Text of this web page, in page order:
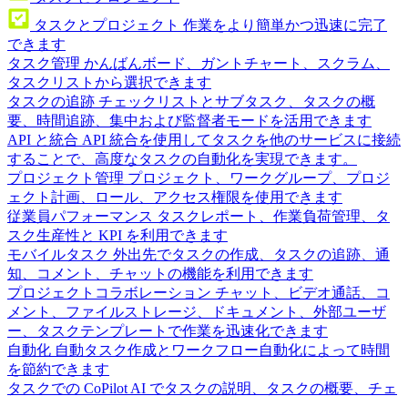
タスクとプロジェクト 作業をより簡単かつ迅速に完了
できます
タスク管理 かんばんボード、ガントチャート、スクラム、
タスクリストから選択できます
タスクの追跡 チェックリストとサブタスク、タスクの概
要、時間追跡、集中および監督者モードを活用できます
API と統合 API 統合を使用してタスクを他のサービスに接続
することで、高度なタスクの自動化を実現できます。
プロジェクト管理 プロジェクト、ワークグループ、プロジ
ェクト計画、ロール、アクセス権限を使用できます
従業員パフォーマンス タスクレポート、作業負荷管理、タ
スク生産性と KPI を利用できます
モバイルタスク 外出先でタスクの作成、タスクの追跡、通
知、コメント、チャットの機能を利用できます
プロジェクトコラボレーション チャット、ビデオ通話、コ
メント、ファイルストレージ、ドキュメント、外部ユーザ
ー、タスクテンプレートで作業を迅速化できます
自動化 自動タスク作成とワークフロー自動化によって時間
を節約できます
タスクでの CoPilot AI でタスクの説明、タスクの概要、チェ